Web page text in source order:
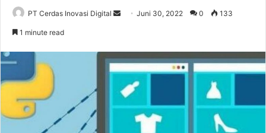
PT Cerdas Inovasi Digital
d
a
n
e
Juni 30, 2022 0 133
1 minute read